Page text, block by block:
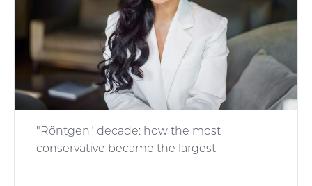
"Röntgen" decade: how the most
conservative became the largest